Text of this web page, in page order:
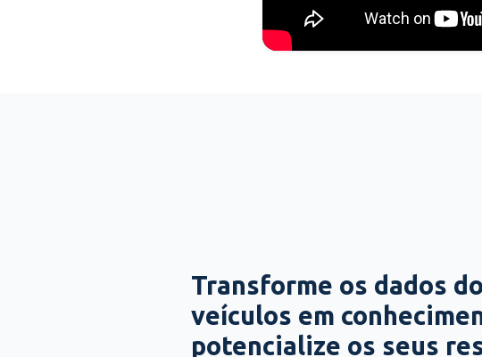
Transforme os dados
veículos em
potencialize os seus